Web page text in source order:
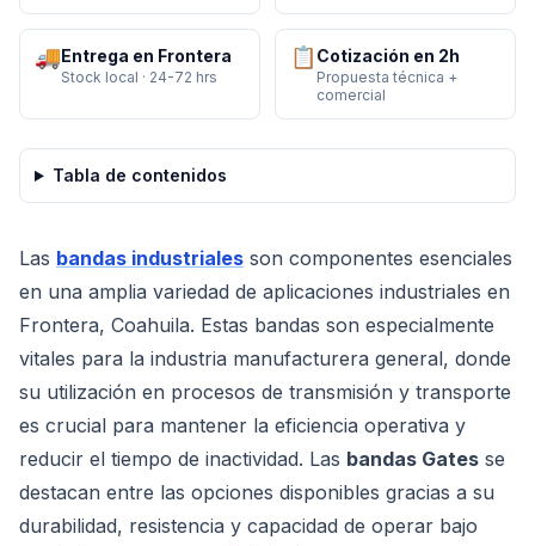
🚚Entrega en Frontera
Stock local · 24-72 hrs
📋 Cotización en 2h
Propuesta técnica +
comercial
Tabla de contenidos
Las bandas industriales son componentes esenciales
en una amplia variedad de aplicaciones industriales en
Frontera, Coahuila. Estas bandas son especialmente
vitales para la industria manufacturera general, donde
su utilización en procesos de transmisión y transporte
es crucial para mantener la eficiencia operativa y
reducir el tiempo de inactividad. Las bandas Gates se
destacan entre las opciones disponibles gracias a su
durabilidad, resistencia y capacidad de operar bajo